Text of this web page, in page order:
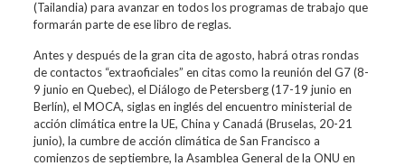
(Tailandia) para avanzar en todos los programas de trabajo que
formarán parte de ese libro de reglas.
Antes y después de la gran cita de agosto, habrá otras rondas
de contactos “extraoficiales” en citas como la reunión del G7 (8-
9 junio en Quebec), el Diálogo de Petersberg (17-19 junio en
Berlín), el MOCA, siglas en inglés del encuentro ministerial de
acción climática entre la UE, China y Canadá (Bruselas, 20-21
junio), la cumbre de acción climática de San Francisco a
comienzos de septiembre, la Asamblea General de la ONU en